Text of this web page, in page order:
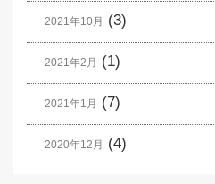
2021年10月 (3)
2021年2月 (1)
2021年1月 (7)
2020年12月 (4)